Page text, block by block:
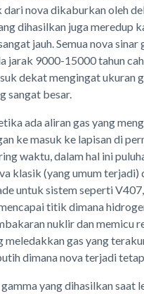
dari nova dikaburkan oleh
dihasilkan juga meredup
jauh. Semua nova sinar
jarak 9000-15000 tahun
dekat mengingat ukuran
sangat besar.
ada aliran gas yang
ke masuk ke lapisan di
waktu, dalam hal ini
klasik (yang umum terjadi)
untuk sistem seperti
titik dimana
nuklir dan memicu
meledakkan gas yang
dimana nova terjadi
yang dihasilkan saat